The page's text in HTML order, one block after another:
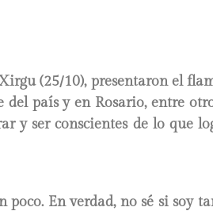
(25/10), presentaron el
país y en Rosario, entre
y ser conscientes de lo que
En verdad, no sé si soy